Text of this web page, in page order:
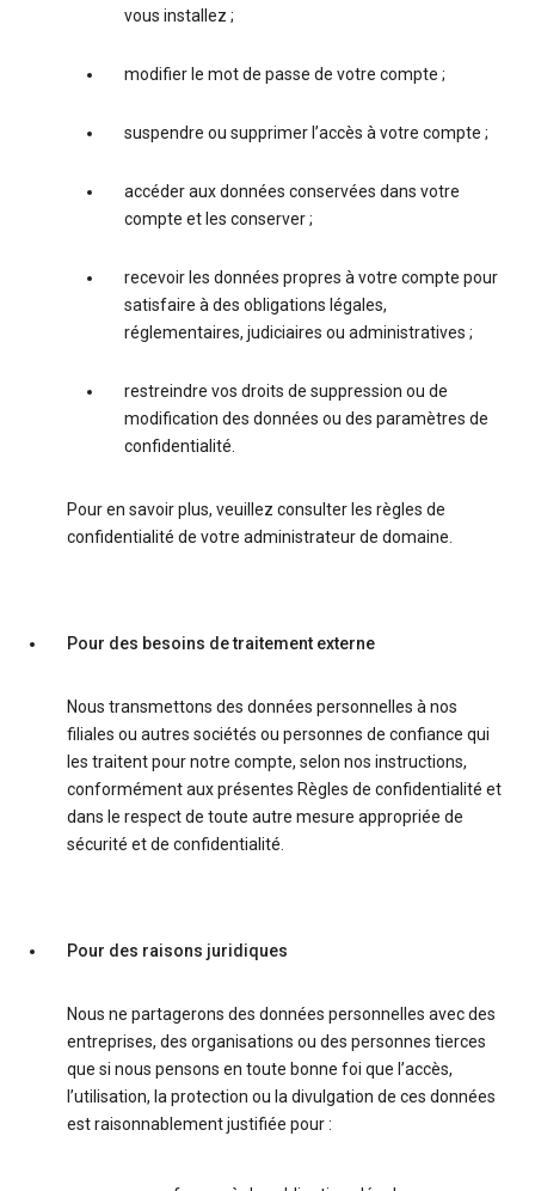
vous installez ;
modifier le mot de passe de votre compte ;
suspendre ou supprimer l’accès à votre compte ;
accéder aux données conservées dans votre
compte et les conserver ;
recevoir les données propres à votre compte pour
satisfaire à des obligations légales,
réglementaires, judiciaires ou administratives ;
restreindre vos droits de suppression ou de
modification des données ou des paramètres de
confidentialité.
Pour en savoir plus, veuillez consulter les règles de
confidentialité de votre administrateur de domaine.
Pour des besoins de traitement externe
Nous transmettons des données personnelles à nos
filiales ou autres sociétés ou personnes de confiance qui
les traitent pour notre compte, selon nos instructions,
conformément aux présentes Règles de confidentialité et
dans le respect de toute autre mesure appropriée de
sécurité et de confidentialité.
Pour des raisons juridiques
Nous ne partagerons des données personnelles avec des
entreprises, des organisations ou des personnes tierces
que si nous pensons en toute bonne foi que l’accès,
l’utilisation, la protection ou la divulgation de ces données
est raisonnablement justifiée pour :